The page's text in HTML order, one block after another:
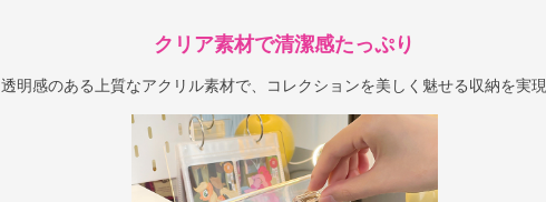
クリア素材で清潔感たっぷり
透明感のある上質なアクリル素材で、コレクションを美しく魅せる収納を実現